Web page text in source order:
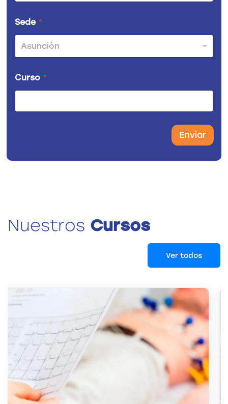
Sede *
Asunción
Curso *
Enviar
Nuestros Cursos
Ver todos